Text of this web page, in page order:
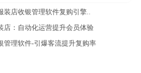
店收银管理软件复购引擎..
店：自动化运营提升会员体验
管理软件-引爆客流提升复购率